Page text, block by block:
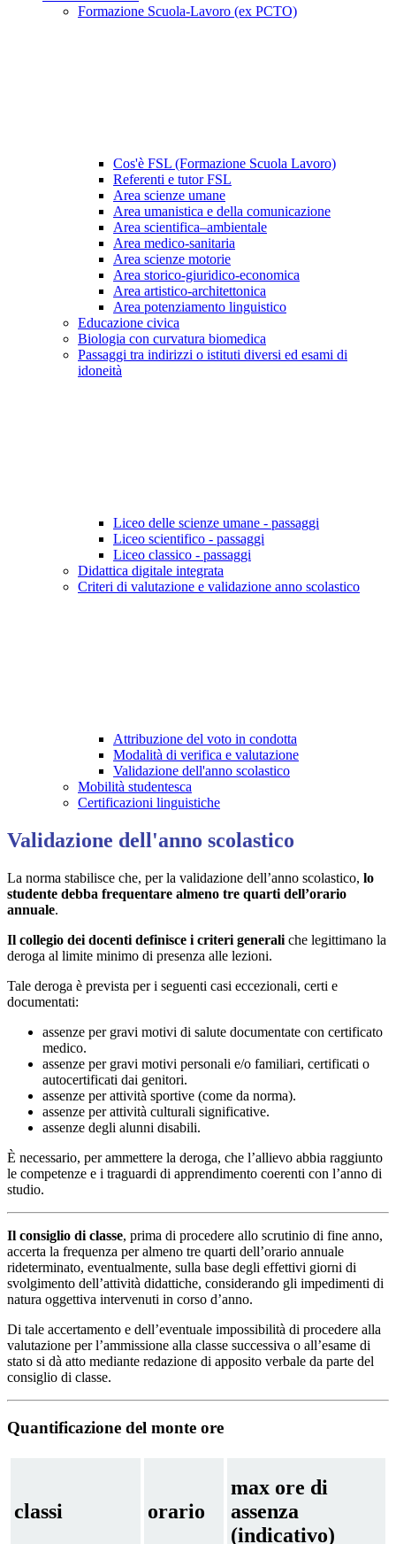
Formazione Scuola-Lavoro (ex PCTO)
Cos'è FSL (Formazione Scuola Lavoro)
Referenti e tutor FSL
Area scienze umane
Area umanistica e della comunicazione
Area scientifica–ambientale
Area medico-sanitaria
Area scienze motorie
Area storico-giuridico-economica
Area artistico-architettonica
Area potenziamento linguistico
Educazione civica
Biologia con curvatura biomedica
Passaggi tra indirizzi o istituti diversi ed esami di
idoneità
Liceo delle scienze umane - passaggi
Liceo scientifico - passaggi
Liceo classico - passaggi
Didattica digitale integrata
Criteri di valutazione e validazione anno scolastico
Attribuzione del voto in condotta
Modalità di verifica e valutazione
Validazione dell'anno scolastico
Mobilità studentesca
Certificazioni linguistiche
Validazione dell'anno scolastico
La norma stabilisce che, per la validazione dell’anno scolastico, lo
studente debba frequentare almeno tre quarti dell’orario
annuale.
Il collegio dei docenti definisce i criteri generali che legittimano la
deroga al limite minimo di presenza alle lezioni.
Tale deroga è prevista per i seguenti casi eccezionali, certi e
documentati:
assenze per gravi motivi di salute documentate con certificato
medico.
assenze per gravi motivi personali e/o familiari, certificati o
autocertificati dai genitori.
assenze per attività sportive (come da norma).
assenze per attività culturali significative.
assenze degli alunni disabili.
È necessario, per ammettere la deroga, che l’allievo abbia raggiunto
le competenze e i traguardi di apprendimento coerenti con l’anno di
studio.
Il consiglio di classe, prima di procedere allo scrutinio di fine anno,
accerta la frequenza per almeno tre quarti dell’orario annuale
rideterminato, eventualmente, sulla base degli effettivi giorni di
svolgimento dell’attività didattiche, considerando gli impedimenti di
natura oggettiva intervenuti in corso d’anno.
Di tale accertamento e dell’eventuale impossibilità di procedere alla
valutazione per l’ammissione alla classe successiva o all’esame di
stato si dà atto mediante redazione di apposito verbale da parte del
consiglio di classe.
Quantificazione del monte ore
classi orario
max ore di
assenza
(indicativo)